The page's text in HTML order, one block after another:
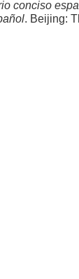
conciso
. Beijing: